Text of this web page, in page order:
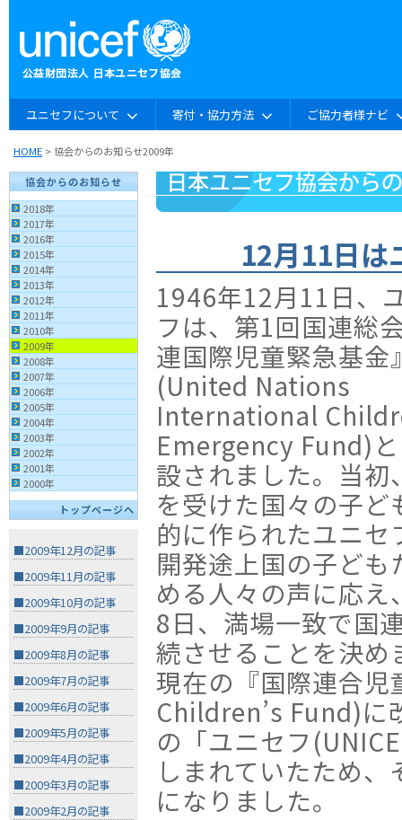
ユニセフについて 寄付・協力方法 ご協力者様ナビ
HOME > 協会からのお知らせ2009年
協会からのお知らせ
2018年
2017年
2016年
2015年
2014年
2013年
2012年
2011年
2010年
2009年
2008年
2007年
2006年
2005年
2004年
2003年
2002年
2001年
2000年
トップページへ
■2009年12月の記事
■2009年11月の記事
■2009年10月の記事
■2009年9月の記事
■2009年8月の記事
■2009年7月の記事
■2009年6月の記事
■2009年5月の記事
■2009年4月の記事
■2009年3月の記事
■2009年2月の記事
12月11日は
1946年12月11日、
フは、第1回国連総
連国際児童緊急基金
(United Nations
International
Emergency Fund)
設されました。当
を受けた国々の子
的に作られたユニ
開発途上国の子ど
める人々の声に応
8日、満場一致で国
続させることを決
現在の『国際連合
Children’s Fund)に
の「ユニセフ
しまれていたため
になりました。